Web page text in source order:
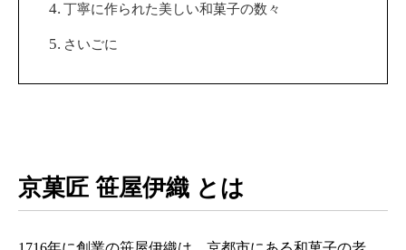
丁寧に作られた美しい和菓子の数々
さいごに
京菓匠 笹屋伊織 とは